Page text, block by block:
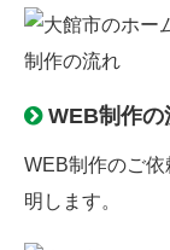
WEB制作の
WEB制作のご
明します。